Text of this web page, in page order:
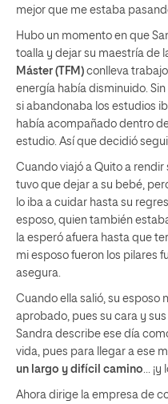
mejor que me estaba
Hubo un momento en que
toalla y dejar su maestría de
Máster (TFM) conlleva
energía había disminuido.
si abandonaba los estudios
había acompañado dentro
estudio. Así que decidió
Cuando viajó a Quito a rendir
tuvo que dejar a su bebé,
lo iba a cuidar hasta su
esposo, quien también
la esperó afuera hasta que
mi esposo fueron los pilares
asegura.
Cuando ella salió, su esposo
aprobado, pues su cara y
Sandra describe ese día
vida, pues para llegar a ese
un largo y difícil camino… ¡y
Ahora dirige la empresa de